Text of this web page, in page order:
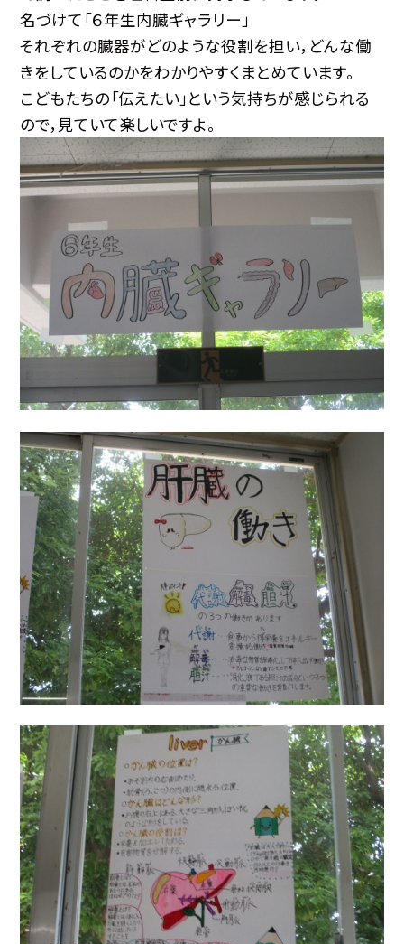
名づけて「６年生内臓ギャラリー」
それぞれの臓器がどのような役割を担い，どんな働
きをしているのかをわかりやすくまとめています。
こどもたちの「伝えたい」という気持ちが感じられる
ので，見ていて楽しいですよ。